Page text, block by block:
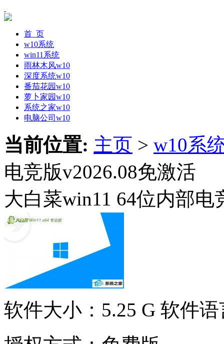
首 页
w10系统
win11系统
雨林木风w10
深度系统w10
番茄花园w10
萝卜家园w10
系统之家w10
电脑公司w10
当前位置: 主页 > w10系
电竞版v2026.08免激活
大白菜win11 64位内部电
软件大小：5.25 G 软件